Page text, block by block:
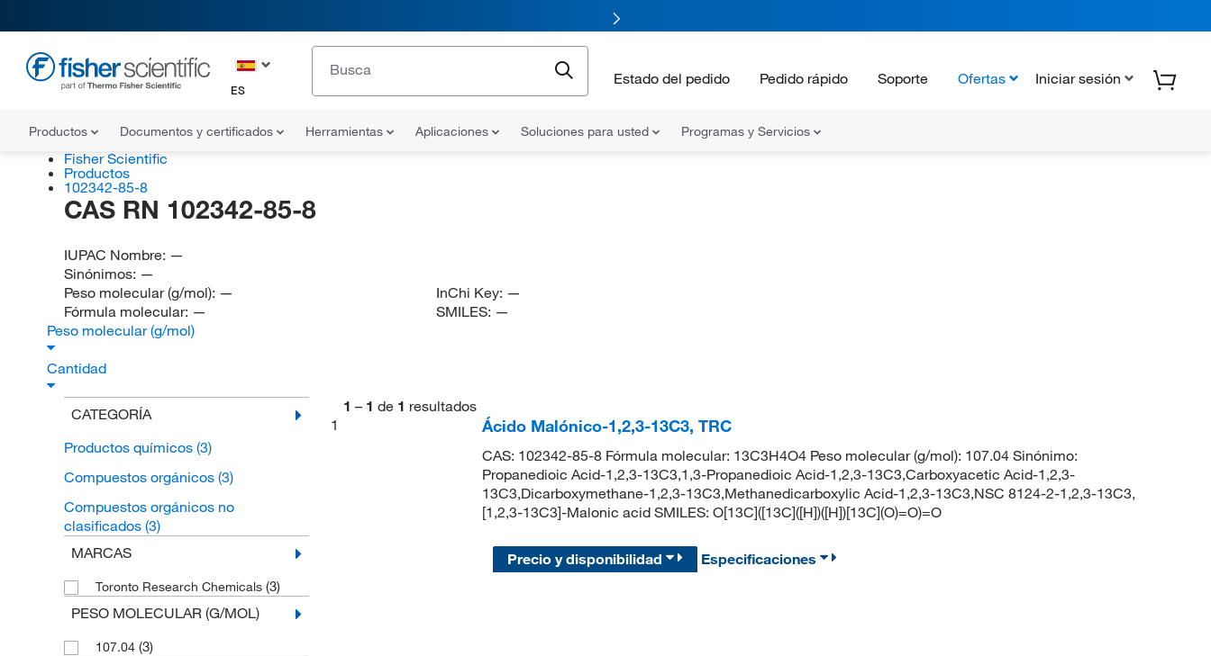
ES
Estado del pedido Pedido rápido Soporte Ofertas Iniciar sesión
Productos Documentos y certificados Herramientas Aplicaciones Soluciones para usted Programas y Servicios
Fisher Scientific
Productos
102342-85-8
CAS RN 102342-85-8
IUPAC Nombre: —
Sinónimos: —
Peso molecular (g/mol): —
Fórmula molecular: —
InChi Key: —
SMILES: —
Peso molecular (g/mol)
Cantidad
CATEGORÍA
Productos químicos (3)
Compuestos orgánicos (3)
Compuestos orgánicos no
clasificados (3)
MARCAS
Toronto Research Chemicals (3)
PESO MOLECULAR (G/MOL)
107.04 (3)
1 – 1 de 1 resultados
1
Ácido Malónico-1,2,3-13C3, TRC
CAS: 102342-85-8 Fórmula molecular: 13C3H4O4 Peso molecular (g/mol): 107.04 Sinónimo:
Propanedioic Acid-1,2,3-13C3,1,3-Propanedioic Acid-1,2,3-13C3,Carboxyacetic Acid-1,2,3-
13C3,Dicarboxymethane-1,2,3-13C3,Methanedicarboxylic Acid-1,2,3-13C3,NSC 8124-2-1,2,3-13C3,
[1,2,3-13C3]-Malonic acid SMILES: O[13C]([13C]([H])([H])[13C](O)=O)=O
Precio y disponibilidad Especificaciones